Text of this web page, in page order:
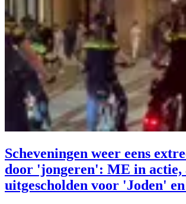
Scheveningen weer eens
door 'jongeren': ME in actie,
uitgescholden voor 'Joden'